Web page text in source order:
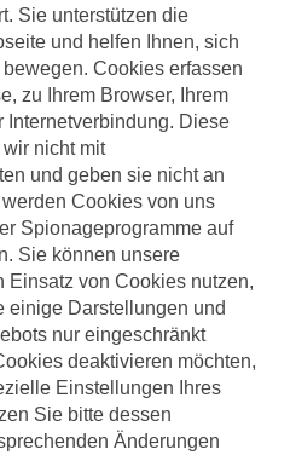
Sie unterstützen die
und helfen Ihnen, sich
Cookies erfassen
zu Ihrem Browser, Ihrem
Internetverbindung. Diese
wir nicht mit
und geben sie nicht an
Cookies von uns
Spionageprogramme auf
Sie können unsere
Einsatz von Cookies nutzen,
einige Darstellungen und
nur eingeschränkt
deaktivieren möchten,
Einstellungen Ihres
Sie bitte dessen
Änderungen